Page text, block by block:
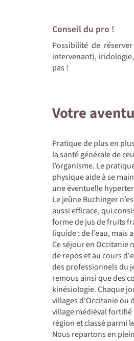
Conseil du pro !
Possibilité de
intervenant),
pas !
Votre
Pratique de plus en
la santé générale de
l’organisme. Le
physique aide à se
une éventuelle
Le jeûne Buchinger
aussi efficace, qui
forme de jus de fruits
liquide : de l’eau, mais
Ce séjour en Occitanie
de repos et au cours
des professionnels du
remous ainsi que des
kinésiologie. Chaque
villages d'Occitanie ou
village médiéval fortifié
région et classé parmi
Nous repartons en